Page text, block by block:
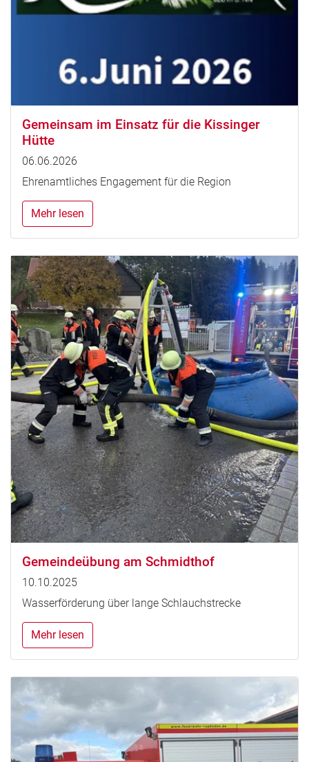
Gemeinsam im Einsatz für die Kissinger
Hütte
06.06.2026
Ehrenamtliches Engagement für die Region
Mehr lesen
Gemeindeübung am Schmidthof
10.10.2025
Wasserförderung über lange Schlauchstrecke
Mehr lesen